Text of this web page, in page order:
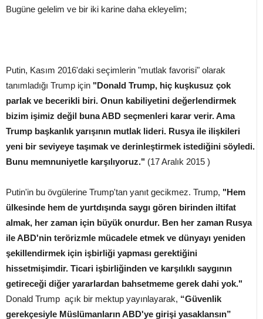
Bugüne gelelim ve bir iki karine daha ekleyelim;
Putin, Kasım 2016'daki seçimlerin "mutlak favorisi" olarak
tanımladığı Trump için "Donald Trump, hiç kuşkusuz çok
parlak ve becerikli biri. Onun kabiliyetini değerlendirmek
bizim işimiz değil buna ABD seçmenleri karar verir. Ama
Trump başkanlık yarışının mutlak lideri. Rusya ile ilişkileri
yeni bir seviyeye taşımak ve derinleştirmek istediğini söyledi.
Bunu memnuniyetle karşılıyoruz." (17 Aralık 2015 )
Putin'in bu övgülerine Trump'tan yanıt gecikmez. Trump, "Hem
ülkesinde hem de yurtdışında saygı gören birinden iltifat
almak, her zaman için büyük onurdur. Ben her zaman Rusya
ile ABD'nin terörizmle mücadele etmek ve dünyayı yeniden
şekillendirmek için işbirliği yapması gerektiğini
hissetmişimdir. Ticari işbirliğinden ve karşılıklı saygının
getireceği diğer yararlardan bahsetmeme gerek dahi yok."
Donald Trump açık bir mektup yayınlayarak, “Güvenlik
gerekçesiyle Müslümanların ABD'ye girişi yasaklansın”